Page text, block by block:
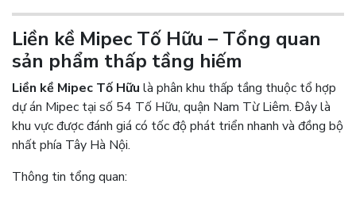
Liền kề Mipec Tố Hữu – Tổng quan
sản phẩm thấp tầng hiếm
Liền kề Mipec Tố Hữu là phân khu thấp tầng thuộc tổ hợp
dự án Mipec tại số 54 Tố Hữu, quận Nam Từ Liêm. Đây là
khu vực được đánh giá có tốc độ phát triển nhanh và đồng bộ
nhất phía Tây Hà Nội.
Thông tin tổng quan: